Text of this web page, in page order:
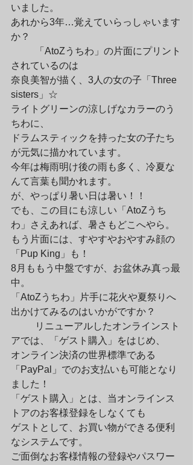
いました。
あれから3年…覚えていらっしゃいます
か？
されているのは
奈良美智が描く、3人の女の子「Three
sisters」☆
ライトグリーンの涼しげなカラーのう
ちわに、
ドラムスティックを持った女の子たち
が元気に描かれています。
今年は梅雨明け後の雨も多く、冷夏な
んて言葉も聞かれます。
が、やっぱり暑い日は暑い！！
でも、この目にも涼しい「AtoZうち
わ」さえあれば、暑さもどこへやら。
もう片面には、すやすやおやすみ顔の
「Pup King」も！
8月ももう中盤ですが、お盆休み真っ最
中。
「AtoZうちわ」片手に花火や夏祭りへ
出かけてみるのはいかがですか？
アでは、「ゲスト購入」をはじめ、
オンライン決済の世界標準である
「PayPal」でのお支払いも可能となり
ました！
「ゲスト購入」とは、当オンラインス
トアのお客様登録をしなくても
ゲストとして、お買い物ができる便利
なシステムです。
ご面倒なお客様情報の登録やパスワー